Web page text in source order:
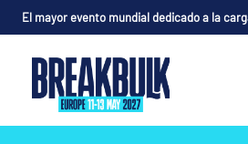
El mayor evento mundial dedicado a la